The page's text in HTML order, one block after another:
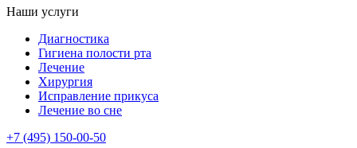
Наши услуги
Диагностика
Гигиена полости рта
Лечение
Хирургия
Исправление прикуса
Лечение во сне
+7 (495) 150-00-50